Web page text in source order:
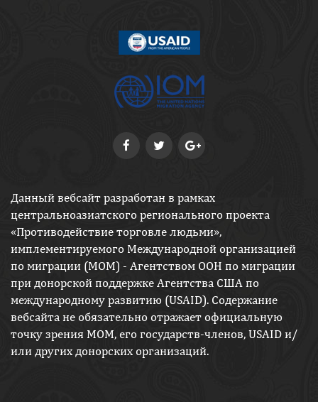
Данный вебсайт разработан в рамках
центральноазиатского регионального проекта
«Противодействие торговле людьми»,
имплементируемого Международной организацией
по миграции (МОМ) - Агентством ООН по миграции
при донорской поддержке Агентства США по
международному развитию (USAID). Содержание
вебсайта не обязательно отражает официальную
точку зрения МОМ, его государств-членов, USAID и/
или других донорских организаций.